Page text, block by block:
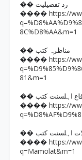
�� رد تفضیلیت
���� https://
8C%D8%AA&m=1
�� مناظرہ کتب
���� https://
81&m=1
دفاع اہلسنت کتب
���� https://
اہلسنت کتب
���� https://
q=Mamolat&m=1